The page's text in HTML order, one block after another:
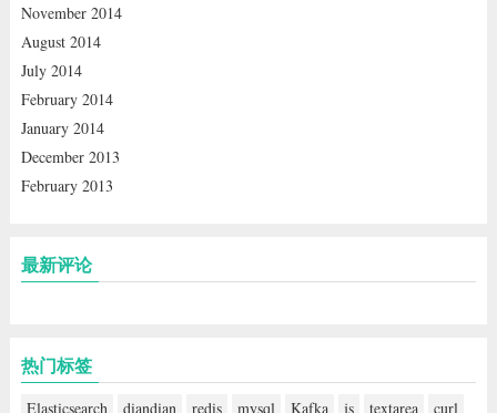
November 2014
August 2014
July 2014
February 2014
January 2014
December 2013
February 2013
最新评论
热门标签
Elasticsearch diandian redis mysql Kafka js textarea curl